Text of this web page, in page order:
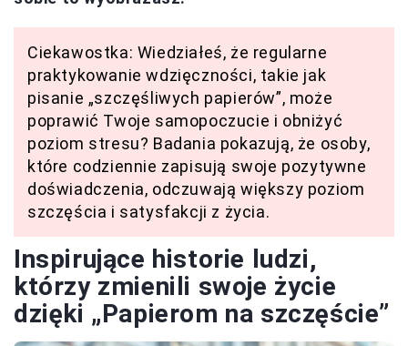
Ciekawostka: Wiedziałeś, że regularne
praktykowanie wdzięczności, takie jak
pisanie „szczęśliwych papierów”, może
poprawić Twoje samopoczucie i obniżyć
poziom stresu? Badania pokazują, że osoby,
które codziennie zapisują swoje pozytywne
doświadczenia, odczuwają większy poziom
szczęścia i satysfakcji z życia.
Inspirujące historie ludzi,
którzy zmienili swoje życie
dzięki „Papierom na szczęście”